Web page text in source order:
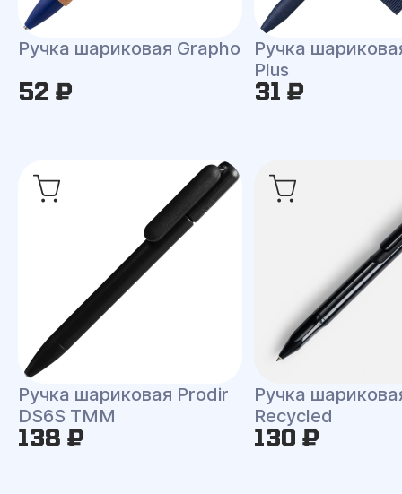
Ручка шариковая Grapho
52 ₽
Ручка
Plus
31 ₽
Ручка шариковая Prodir
DS6S TMM
138 ₽
Ручка
Recycled
130 ₽